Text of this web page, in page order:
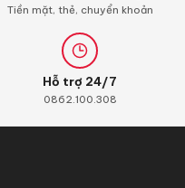
Tiền mặt, thẻ, chuyển khoản
Hỗ trợ 24/7
0862.100.308